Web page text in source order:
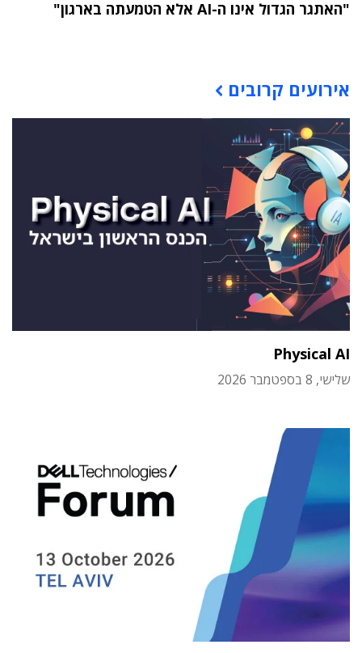
"האתגר הגדול אינו ה-AI אלא הטמעתה בארגון"
אירועים קרובים
Physical AI
שלישי, 8 בספטמבר 2026